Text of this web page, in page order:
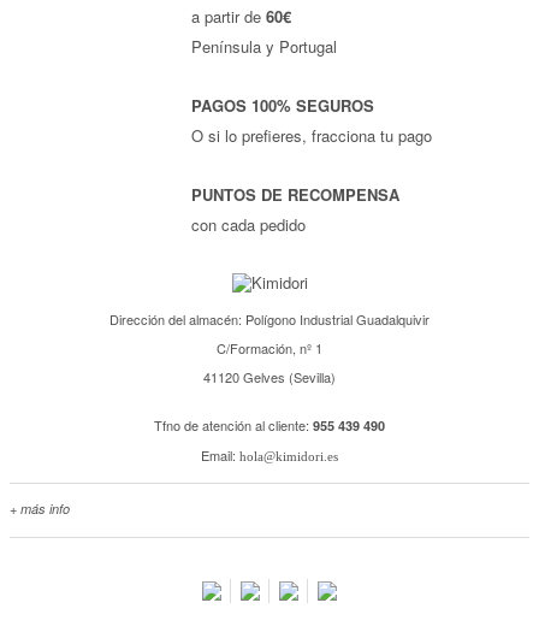
a partir de60€
Península y Portugal
PAGOS 100% SEGUROS
O si lo prefieres, fracciona tu pago
PUNTOS DE RECOMPENSA
con cada pedido
Dirección del almacén: Polígono Industrial Guadalquivir
C/Formación, nº 1
41120 Gelves (Sevilla)
Tfno de atención al cliente: 955 439 490
Email: hola@kimidori.es
+ más info